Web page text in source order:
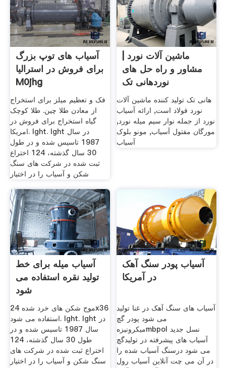
آسیاب های توپ بزرگ
برای فروش در استرالیا
M0jhg
فک و تعظیم میلز برای استخراج
از معادن طلا چین. طلا کوچک
گیاه استخراج برای فروش در
امریکا. lght. lght در سال
1987 تاسیس شده و در طول
30 سال گذشته، 124 اختراع
ثبت شده در شركت های سنگ
شكن و آسیاب را در اختیار
ماشین آلات نورد |
مشاور و راه حل های
نوردهانی تک
هانی تک تولید کننده ماشین آلات
نورد فولاد است, ارائه آسیاب
نورد از جمله نوار سیم میله نورد,
مورگان مفتول آسیاب, مونو بلوک
آسیاب
آسیاب میله برای خط
تولید نقره استفاده می
شود
موج شکن های خرد شده 24x36
استفاده می شود. lght. lght در
سال 1987 تاسیس شده و در
طول 30 سال گذشته، 124
اختراع ثبت شده در شركت های
سنگ شكن و آسیاب را در اختیار
آسیاب پودر سنگ آهک
در آمریکا
آسیاب های سنگ آهک در غنا تولید
می شود پودر گچ
میکرونیزهmbpol نسل جدید
آسیاب های پیشرفته در تولیدگچ
می شود درسنگ آسیاب شده را
در آن می چت آنلاین آسیاب رول